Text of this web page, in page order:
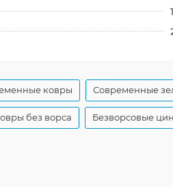
ковры Современные
без ворса Безворсовые